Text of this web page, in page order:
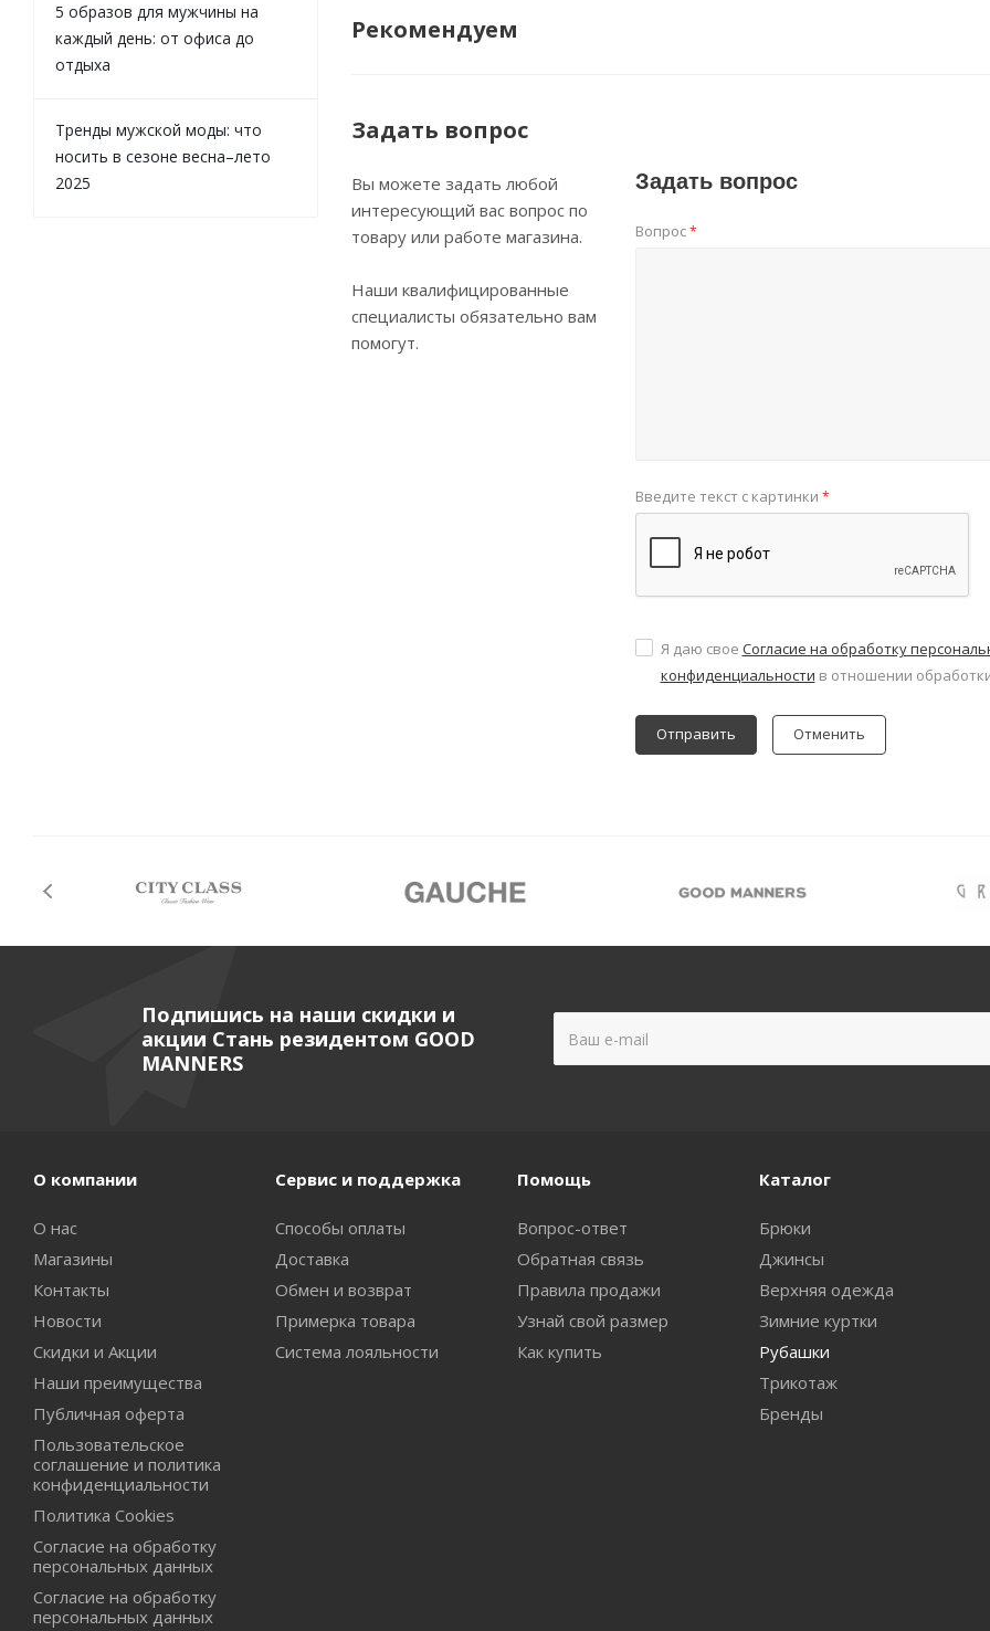
Рекомендуем
Задать вопрос
Вы можете задать любой
интересующий вас вопрос по
товару или работе магазина.
Наши квалифицированные
специалисты обязательно вам
помогут.
Задать вопрос
Вопрос*
Введите текст с картинки *
Я даю свое Согласие на обработку
конфиденциальности в отношении
Отменить
5 образов для мужчины на
каждый день: от офиса до
отдыха
Тренды мужской моды: что
носить в сезоне весна–лето
2025
Подпишись на наши скидки и
акции Стань резидентом GOOD
MANNERS
О компании
О нас
Магазины
Контакты
Новости
Скидки и Акции
Наши преимущества
Публичная оферта
Пользовательское
соглашение и политика
конфиденциальности
Политика Cookies
Согласие на обработку
персональных данных
Согласие на обработку
персональных данных
Сервис и поддержка
Способы оплаты
Доставка
Обмен и возврат
Примерка товара
Система лояльности
Помощь
Вопрос-ответ
Обратная связь
Правила продажи
Узнай свой размер
Как купить
Каталог
Брюки
Джинсы
Верхняя одежда
Зимние куртки
Рубашки
Трикотаж
Бренды